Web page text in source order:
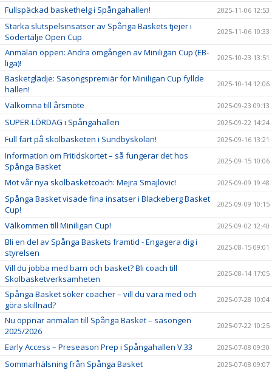
Fullspäckad baskethelg i Spångahallen! 2025-11-06 12:53
Starka slutspelsinsatser av Spånga Baskets tjejer i
Södertälje Open Cup
2025-11-06 10:33
Anmälan öppen: Andra omgången av Miniligan Cup (EB-
liga)!
2025-10-23 13:51
Basketglädje: Säsongspremiär för Miniligan Cup fyllde
hallen!
2025-10-14 12:06
Välkomna till årsmöte 2025-09-23 09:13
SUPER-LÖRDAG i Spångahallen 2025-09-22 14:24
Full fart på skolbasketen i Sundbyskolan! 2025-09-16 13:21
Information om Fritidskortet – så fungerar det hos
Spånga Basket
2025-09-15 10:06
Möt vår nya skolbasketcoach: Mejra Smajlovic! 2025-09-09 19:48
Spånga Basket visade fina insatser i Blackeberg Basket
Cup!
2025-09-09 10:15
Välkommen till Miniligan Cup! 2025-09-02 12:40
Bli en del av Spånga Baskets framtid - Engagera dig i
styrelsen
2025-08-15 09:01
Vill du jobba med barn och basket? Bli coach till
Skolbasketverksamheten
2025-08-14 17:05
Spånga Basket söker coacher – vill du vara med och
göra skillnad?
2025-07-28 10:04
Nu öppnar anmälan till Spånga Basket – säsongen
2025/2026
2025-07-22 10:25
Early Access – Preseason Prep i Spångahallen V.33 2025-07-08 09:30
Sommarhälsning från Spånga Basket 2025-07-08 09:07